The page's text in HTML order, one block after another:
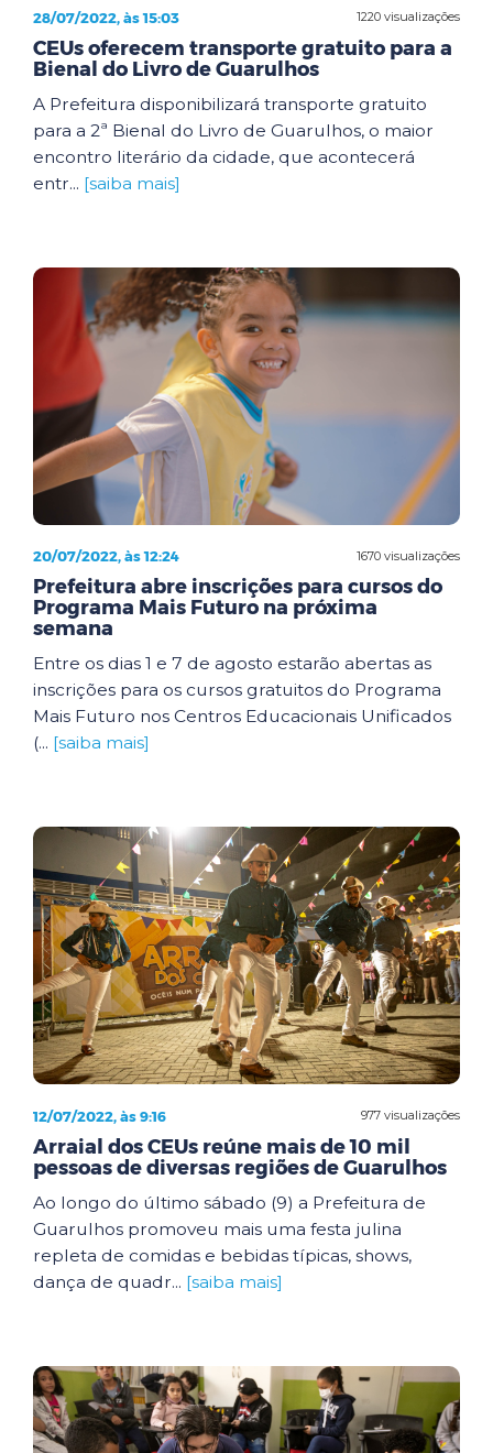
1220 visualizações
28/07/2022, às 15:03
CEUs oferecem transporte gratuito para a
Bienal do Livro de Guarulhos
A Prefeitura disponibilizará transporte gratuito
para a 2ª Bienal do Livro de Guarulhos, o maior
encontro literário da cidade, que acontecerá
entr... [saiba mais]
1670 visualizações
20/07/2022, às 12:24
Prefeitura abre inscrições para cursos do
Programa Mais Futuro na próxima
semana
Entre os dias 1 e 7 de agosto estarão abertas as
inscrições para os cursos gratuitos do Programa
Mais Futuro nos Centros Educacionais Unificados
(... [saiba mais]
977 visualizações
12/07/2022, às 9:16
Arraial dos CEUs reúne mais de 10 mil
pessoas de diversas regiões de Guarulhos
Ao longo do último sábado (9) a Prefeitura de
Guarulhos promoveu mais uma festa julina
repleta de comidas e bebidas típicas, shows,
dança de quadr... [saiba mais]